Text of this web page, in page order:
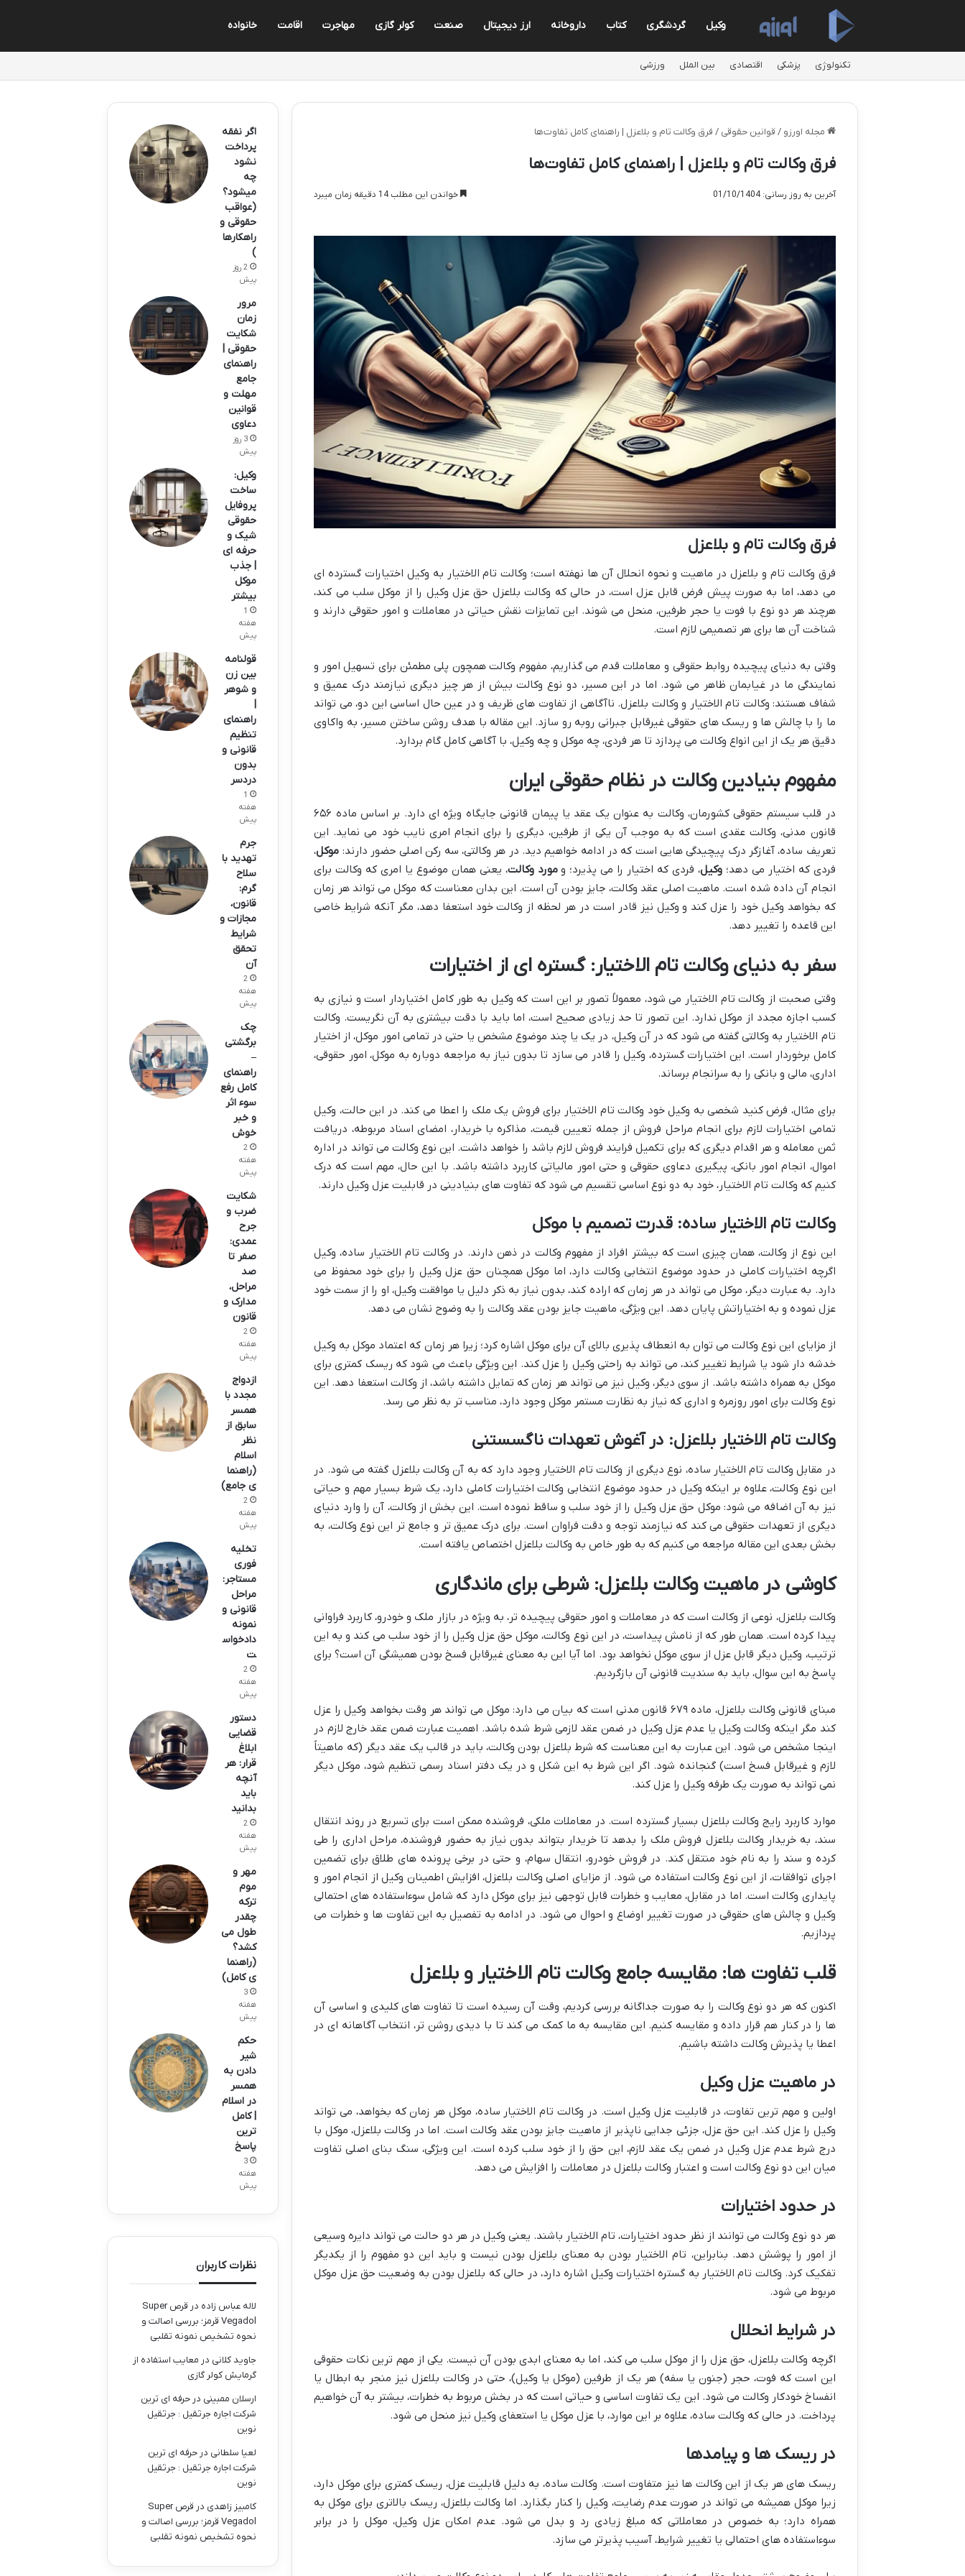
وکیل گردشگری کتاب داروخانه ارز دیجیتال صنعت کولر گازی مهاجرت اقامت خانواده
تکنولوژی پزشکی اقتصادی بین الملل ورزشی
مجله اورزو / قوانین حقوقی / فرق وکالت تام و بلاعزل | راهنمای کامل تفاوت‌ها
فرق وکالت تام و بلاعزل | راهنمای کامل تفاوت‌ها
آخرین به روز رسانی: 01/10/1404 خواندن این مطلب 14 دقیقه زمان میبرد
فرق وکالت تام و بلاعزل
فرق وکالت تام و بلاعزل در ماهیت و نحوه انحلال آن ها نهفته است؛ وکالت تام الاختیار به وکیل اختیارات گسترده ای
می دهد، اما به صورت پیش فرض قابل عزل است، در حالی که وکالت بلاعزل حق عزل وکیل را از موکل سلب می کند،
هرچند هر دو نوع با فوت یا حجر طرفین، منحل می شوند. این تمایزات نقش حیاتی در معاملات و امور حقوقی دارند و
شناخت آن ها برای هر تصمیمی لازم است.
وقتی به دنیای پیچیده روابط حقوقی و معاملات قدم می گذاریم، مفهوم وکالت همچون پلی مطمئن برای تسهیل امور و
نمایندگی ما در غیابمان ظاهر می شود. اما در این مسیر، دو نوع وکالت بیش از هر چیز دیگری نیازمند درک عمیق و
شفاف هستند: وکالت تام الاختیار و وکالت بلاعزل. ناآگاهی از تفاوت های ظریف و در عین حال اساسی این دو، می تواند
ما را با چالش ها و ریسک های حقوقی غیرقابل جبرانی روبه رو سازد. این مقاله با هدف روشن ساختن مسیر، به واکاوی
دقیق هر یک از این انواع وکالت می پردازد تا هر فردی، چه موکل و چه وکیل، با آگاهی کامل گام بردارد.
مفهوم بنیادین وکالت در نظام حقوقی ایران
در قلب سیستم حقوقی کشورمان، وکالت به عنوان یک عقد یا پیمان قانونی جایگاه ویژه ای دارد. بر اساس ماده ۶۵۶
قانون مدنی، وکالت عقدی است که به موجب آن یکی از طرفین، دیگری را برای انجام امری نایب خود می نماید. این
تعریف ساده، آغازگر درک پیچیدگی هایی است که در ادامه خواهیم دید. در هر وکالتی، سه رکن اصلی حضور دارند: موکل،
فردی که اختیار می دهد؛وکیل، فردی که اختیار را می پذیرد؛ ومورد وکالت، یعنی همان موضوع یا امری که وکالت برای
انجام آن داده شده است. ماهیت اصلی عقد وکالت، جایز بودن آن است. این بدان معناست که موکل می تواند هر زمان
که بخواهد وکیل خود را عزل کند و وکیل نیز قادر است در هر لحظه از وکالت خود استعفا دهد، مگر آنکه شرایط خاصی
این قاعده را تغییر دهد.
سفر به دنیای وکالت تام الاختیار: گستره ای از اختیارات
وقتی صحبت از وکالت تام الاختیار می شود، معمولاً تصور بر این است که وکیل به طور کامل اختیاردار است و نیازی به
کسب اجازه مجدد از موکل ندارد. این تصور تا حد زیادی صحیح است، اما باید با دقت بیشتری به آن نگریست. وکالت
تام الاختیار به وکالتی گفته می شود که در آن وکیل، در یک یا چند موضوع مشخص یا حتی در تمامی امور موکل، از اختیار
کامل برخوردار است. این اختیارات گسترده، وکیل را قادر می سازد تا بدون نیاز به مراجعه دوباره به موکل، امور حقوقی،
اداری، مالی و بانکی را به سرانجام برساند.
برای مثال، فرض کنید شخصی به وکیل خود وکالت تام الاختیار برای فروش یک ملک را اعطا می کند. در این حالت، وکیل
تمامی اختیارات لازم برای انجام مراحل فروش از جمله تعیین قیمت، مذاکره با خریدار، امضای اسناد مربوطه، دریافت
ثمن معامله و هر اقدام دیگری که برای تکمیل فرایند فروش لازم باشد را خواهد داشت. این نوع وکالت می تواند در اداره
اموال، انجام امور بانکی، پیگیری دعاوی حقوقی و حتی امور مالیاتی کاربرد داشته باشد. با این حال، مهم است که درک
کنیم که وکالت تام الاختیار، خود به دو نوع اساسی تقسیم می شود که تفاوت های بنیادینی در قابلیت عزل وکیل دارند.
وکالت تام الاختیار ساده: قدرت تصمیم با موکل
این نوع از وکالت، همان چیزی است که بیشتر افراد از مفهوم وکالت در ذهن دارند. در وکالت تام الاختیار ساده، وکیل
اگرچه اختیارات کاملی در حدود موضوع انتخابی وکالت دارد، اما موکل همچنان حق عزل وکیل را برای خود محفوظ می
دارد. به عبارت دیگر، موکل می تواند در هر زمان که اراده کند، بدون نیاز به ذکر دلیل یا موافقت وکیل، او را از سمت خود
عزل نموده و به اختیاراتش پایان دهد. این ویژگی، ماهیت جایز بودن عقد وکالت را به وضوح نشان می دهد.
از مزایای این نوع وکالت می توان به انعطاف پذیری بالای آن برای موکل اشاره کرد؛ زیرا هر زمان که اعتماد موکل به وکیل
خدشه دار شود یا شرایط تغییر کند، می تواند به راحتی وکیل را عزل کند. این ویژگی باعث می شود که ریسک کمتری برای
موکل به همراه داشته باشد. از سوی دیگر، وکیل نیز می تواند هر زمان که تمایل داشته باشد، از وکالت استعفا دهد. این
نوع وکالت برای امور روزمره و اداری که نیاز به نظارت مستمر موکل وجود دارد، مناسب تر به نظر می رسد.
وکالت تام الاختیار بلاعزل: در آغوش تعهدات ناگسستنی
در مقابل وکالت تام الاختیار ساده، نوع دیگری از وکالت تام الاختیار وجود دارد که به آن وکالت بلاعزل گفته می شود. در
این نوع وکالت، علاوه بر اینکه وکیل در حدود موضوع انتخابی وکالت اختیارات کاملی دارد، یک شرط بسیار مهم و حیاتی
نیز به آن اضافه می شود: موکل حق عزل وکیل را از خود سلب و ساقط نموده است. این بخش از وکالت، آن را وارد دنیای
دیگری از تعهدات حقوقی می کند که نیازمند توجه و دقت فراوان است. برای درک عمیق تر و جامع تر این نوع وکالت، به
بخش بعدی این مقاله مراجعه می کنیم که به طور خاص به وکالت بلاعزل اختصاص یافته است.
کاوشی در ماهیت وکالت بلاعزل: شرطی برای ماندگاری
وکالت بلاعزل، نوعی از وکالت است که در معاملات و امور حقوقی پیچیده تر، به ویژه در بازار ملک و خودرو، کاربرد فراوانی
پیدا کرده است. همان طور که از نامش پیداست، در این نوع وکالت، موکل حق عزل وکیل را از خود سلب می کند و به این
ترتیب، وکیل دیگر قابل عزل از سوی موکل نخواهد بود. اما آیا این به معنای غیرقابل فسخ بودن همیشگی آن است؟ برای
پاسخ به این سوال، باید به سندیت قانونی آن بازگردیم.
مبنای قانونی وکالت بلاعزل، ماده ۶۷۹ قانون مدنی است که بیان می دارد: موکل می تواند هر وقت بخواهد وکیل را عزل
کند مگر اینکه وکالت وکیل یا عدم عزل وکیل در ضمن عقد لازمی شرط شده باشد. اهمیت عبارت ضمن عقد خارج لازم در
اینجا مشخص می شود. این عبارت به این معناست که شرط بلاعزل بودن وکالت، باید در قالب یک عقد دیگر (که ماهیتاً
لازم و غیرقابل فسخ است) گنجانده شود. اگر این شرط به این شکل و در یک دفتر اسناد رسمی تنظیم شود، موکل دیگر
نمی تواند به صورت یک طرفه وکیل را عزل کند.
موارد کاربرد رایج وکالت بلاعزل بسیار گسترده است. در معاملات ملکی، فروشنده ممکن است برای تسریع در روند انتقال
سند، به خریدار وکالت بلاعزل فروش ملک را بدهد تا خریدار بتواند بدون نیاز به حضور فروشنده، مراحل اداری را طی
کرده و سند را به نام خود منتقل کند. در فروش خودرو، انتقال سهام، و حتی در برخی پرونده های طلاق برای تضمین
اجرای توافقات، از این نوع وکالت استفاده می شود. از مزایای اصلی وکالت بلاعزل، افزایش اطمینان وکیل از انجام امور و
پایداری وکالت است. اما در مقابل، معایب و خطرات قابل توجهی نیز برای موکل دارد که شامل سوءاستفاده های احتمالی
وکیل و چالش های حقوقی در صورت تغییر اوضاع و احوال می شود. در ادامه به تفصیل به این تفاوت ها و خطرات می
پردازیم.
قلب تفاوت ها: مقایسه جامع وکالت تام الاختیار و بلاعزل
اکنون که هر دو نوع وکالت را به صورت جداگانه بررسی کردیم، وقت آن رسیده است تا تفاوت های کلیدی و اساسی آن
ها را در کنار هم قرار داده و مقایسه کنیم. این مقایسه به ما کمک می کند تا با دیدی روشن تر، انتخاب آگاهانه ای در
اعطا یا پذیرش وکالت داشته باشیم.
در ماهیت عزل وکیل
اولین و مهم ترین تفاوت، در قابلیت عزل وکیل است. در وکالت تام الاختیار ساده، موکل هر زمان که بخواهد، می تواند
وکیل را عزل کند. این حق عزل، جزئی جدایی ناپذیر از ماهیت جایز بودن عقد وکالت است. اما در وکالت بلاعزل، موکل با
درج شرط عدم عزل وکیل در ضمن یک عقد لازم، این حق را از خود سلب کرده است. این ویژگی، سنگ بنای اصلی تفاوت
میان این دو نوع وکالت است و اعتبار وکالت بلاعزل در معاملات را افزایش می دهد.
در حدود اختیارات
هر دو نوع وکالت می توانند از نظر حدود اختیارات، تام الاختیار باشند. یعنی وکیل در هر دو حالت می تواند دایره وسیعی
از امور را پوشش دهد. بنابراین، تام الاختیار بودن به معنای بلاعزل بودن نیست و باید این دو مفهوم را از یکدیگر
تفکیک کرد. وکالت تام الاختیار به گستره اختیارات وکیل اشاره دارد، در حالی که بلاعزل بودن به وضعیت حق عزل موکل
مربوط می شود.
در شرایط انحلال
اگرچه وکالت بلاعزل، حق عزل را از موکل سلب می کند، اما به معنای ابدی بودن آن نیست. یکی از مهم ترین نکات حقوقی
این است که فوت، حجر (جنون یا سفه) هر یک از طرفین (موکل یا وکیل)، حتی در وکالت بلاعزل نیز منجر به ابطال یا
انفساخ خودکار وکالت می شود. این یک تفاوت اساسی و حیاتی است که در بخش مربوط به خطرات، بیشتر به آن خواهیم
پرداخت. در حالی که وکالت ساده، علاوه بر این موارد، با عزل موکل یا استعفای وکیل نیز منحل می شود.
در ریسک ها و پیامدها
ریسک های هر یک از این وکالت ها نیز متفاوت است. وکالت ساده، به دلیل قابلیت عزل، ریسک کمتری برای موکل دارد،
زیرا موکل همیشه می تواند در صورت عدم رضایت، وکیل را کنار بگذارد. اما وکالت بلاعزل، ریسک بالاتری برای موکل به
همراه دارد؛ به خصوص در معاملاتی که مبلغ زیادی رد و بدل می شود. عدم امکان عزل وکیل، موکل را در برابر
سوءاستفاده های احتمالی یا تغییر شرایط، آسیب پذیرتر می سازد.
اگر نفقه
پرداخت
نشود
چه
میشود؟
(عواقب
حقوقی و
راهکارها
)
2 روز
پیش
مرور
زمان
شکایت
حقوقی |
راهنمای
جامع
مهلت و
قوانین
دعاوی
3 روز
پیش
وکیل:
ساخت
پروفایل
حقوقی
شیک و
حرفه ای
| جذب
موکل
بیشتر
1
هفته
پیش
قولنامه
بین زن
و شوهر
|
راهنمای
تنظیم
قانونی و
بدون
دردسر
1
هفته
پیش
جرم
تهدید با
سلاح
گرم:
قانون،
مجازات و
شرایط
تحقق
آن
2
هفته
پیش
چک
برگشتی
–
راهنمای
کامل رفع
سوء اثر
و خبر
خوش
2
هفته
پیش
شکایت
ضرب و
جرح
عمدی:
صفر تا
صد
مراحل،
مدارک و
قانون
2
هفته
پیش
ازدواج
مجدد با
همسر
سابق از
نظر
اسلام
(راهنما
ی جامع)
2
هفته
پیش
تخلیه
فوری
مستاجر:
مراحل
قانونی و
نمونه
دادخواس
ت
2
هفته
پیش
دستور
قضایی
ابلاغ
قرار: هر
آنچه
باید
بدانید
2
هفته
پیش
مهر و
موم
ترکه
چقدر
طول می
کشد؟
(راهنما
ی کامل)
3
هفته
پیش
حکم
شیر
دادن به
همسر
در اسلام
| کامل
ترین
پاسخ
3
هفته
پیش
نظرات کاربران
لاله عباس زاده در
قرص Super
Vegadol قرمز؛ بررسی اصالت و
نحوه تشخیص نمونه تقلبی
جاوید کلانی در معایب استفاده از
گرمایش کولر گازی
ارسلان ممبینی در حرفه ای ترین
شرکت اجاره جرثقیل : جرثقیل
نوین
لعیا سلطانی در حرفه ای ترین
شرکت اجاره جرثقیل : جرثقیل
نوین
کامبیز زاهدی در
قرص Super
Vegadol قرمز؛ بررسی اصالت و
نحوه تشخیص نمونه تقلبی